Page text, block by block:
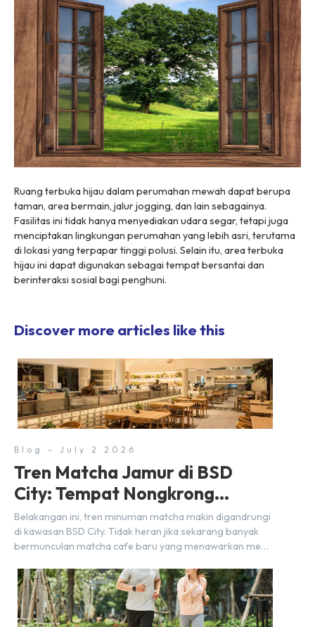
Ruang terbuka hijau dalam perumahan mewah dapat berupa
taman, area bermain, jalur jogging, dan lain sebagainya.
Fasilitas ini tidak hanya menyediakan udara segar, tetapi juga
menciptakan lingkungan perumahan yang lebih asri, terutama
di lokasi yang terpapar tinggi polusi. Selain itu, area terbuka
hijau ini dapat digunakan sebagai tempat bersantai dan
berinteraksi sosial bagi penghuni.
Discover more articles like this
Blog - July 2 2026
Tren Matcha Jamur di BSD
City: Tempat Nongkrong
Estetik Dekat Hunian
Belakangan ini, tren minuman matcha makin digandrungi
di kawasan BSD City. Tidak heran jika sekarang banyak
bermunculan matcha cafe baru yang menawarkan menu
nyaman, baik untuk produktif bekerja (WFC) maupun
sekadar bersantai bersama orang terdekat. Kabar
baiknya, deretan kafe hits ini tersebar di lokasi-lokasi
strategis yang sangat […]